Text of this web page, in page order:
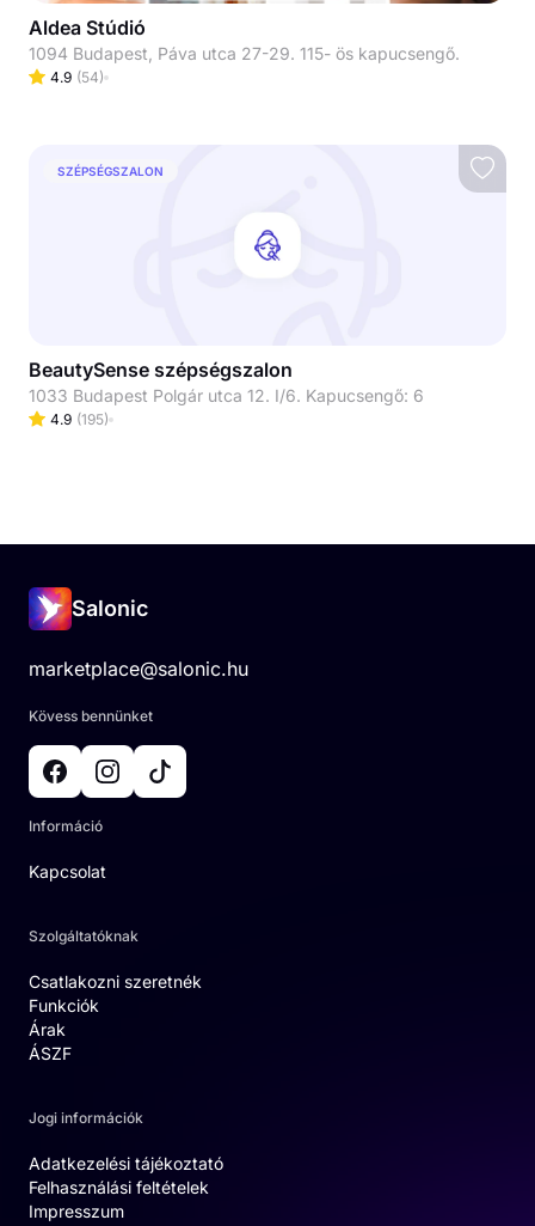
Aldea Stúdió
1094 Budapest, Páva utca 27-29. 115- ös kapucsengő.
4.9 (54)
SZÉPSÉGSZALON
BeautySense szépségszalon
1033 Budapest Polgár utca 12. I/6. Kapucsengő: 6
4.9 (195)
Salonic
marketplace@salonic.hu
Kövess bennünket
Információ
Kapcsolat
Szolgáltatóknak
Csatlakozni szeretnék
Funkciók
Árak
ÁSZF
Jogi információk
Adatkezelési tájékoztató
Felhasználási feltételek
Impresszum